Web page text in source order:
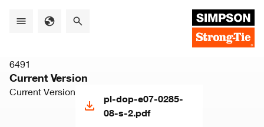
6491
Current Version
Current Version
pl-dop-e07-0285-
08-s-2.pdf